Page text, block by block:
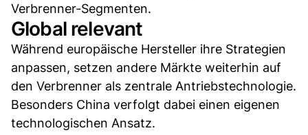
Verbrenner-Segmenten.
Global relevant
Während europäische Hersteller ihre Strategien
anpassen, setzen andere Märkte weiterhin auf
den Verbrenner als zentrale Antriebstechnologie.
Besonders China verfolgt dabei einen eigenen
technologischen Ansatz.